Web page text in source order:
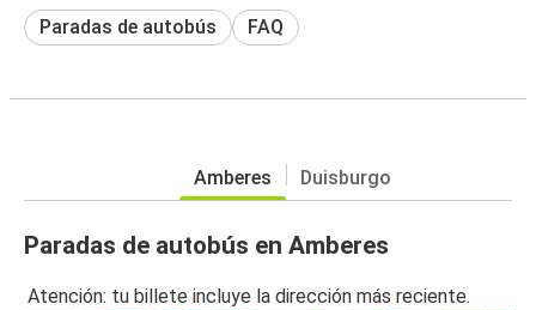
Paradas de autobús FAQ
Amberes Duisburgo
Paradas de autobús en Amberes
Atención: tu billete incluye la dirección más reciente.